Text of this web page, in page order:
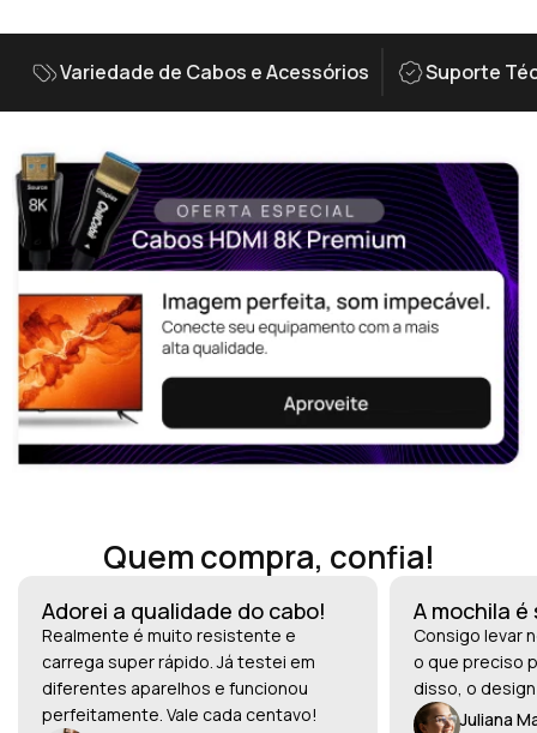
Variedade de Cabos e Acessórios Suporte
Quem compra, confia!
Adorei a qualidade do cabo!
Realmente é muito resistente e
carrega super rápido. Já testei em
diferentes aparelhos e funcionou
perfeitamente. Vale cada centavo!
A mochila
Consigo levar
o que preciso
disso, o
Juliana